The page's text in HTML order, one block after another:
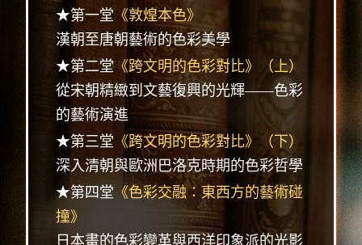
★第一堂 《敦煌本色》
漢朝至唐朝藝術的色彩美學
★第二堂《跨文明的色彩對比》（上）
從宋朝精緻到文藝復興的光輝——色彩
的藝術演進
★第三堂 《跨文明的色彩對比》（下）
深入清朝與歐洲巴洛克時期的色彩哲學
★第四堂 《色彩交融：東西方的藝術碰
撞》
日本畫的色彩變革與西洋印象派的光影